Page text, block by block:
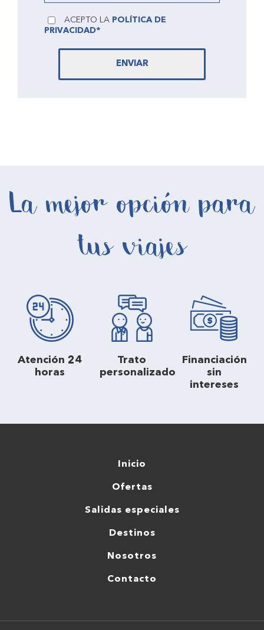
ACEPTO LA POLÍTICA DE
PRIVACIDAD*
ENVIAR
La mejor opción para
tus viajes
Atención 24
horas
Trato
personalizado
Financiación
sin
intereses
Inicio
Ofertas
Salidas especiales
Destinos
Nosotros
Contacto